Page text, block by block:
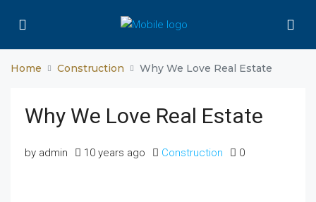
Home Construction Why We Love Real Estate
Why We Love Real Estate
by admin 10 years ago Construction 0